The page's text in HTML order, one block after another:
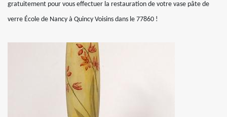
gratuitement pour vous effectuer la restauration de votre vase pâte de
verre École de Nancy à Quincy Voisins dans le 77860 !